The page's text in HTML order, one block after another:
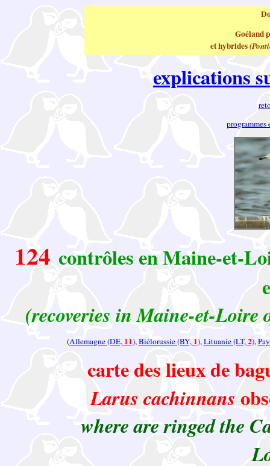
Goéland
et hybrides
explications
programmes
124 contrôles en Maine-et-
(recoveries in Maine-et-
(Allemagne (DE, 11),Biélorussie (BY,1),Lituanie (LT,2),
carte des lieux de
Larus cachinnans
where are ringed the